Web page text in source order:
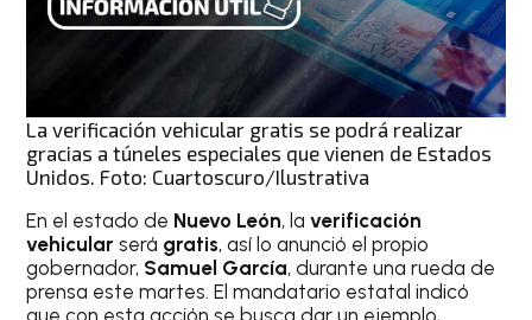
La verificación vehicular gratis se podrá realizar
gracias a túneles especiales que vienen de Estados
Unidos. Foto: Cuartoscuro/Ilustrativa
En el estado de Nuevo León, laverificación
vehicular será gratis, así lo anunció el propio
gobernador, Samuel García, durante una rueda de
prensa este martes. El mandatario estatal indicó
que con esta acción se busca dar un ejemplo.